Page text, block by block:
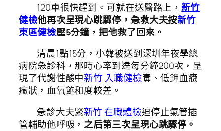
120車很快趕到。可就在送醫路上，新竹
健檢他再次呈現心跳驟停，急救大夫按新竹
東區健檢壓5分鐘，把他救了回來。
清晨1點15分，小韓被送到深圳年夜學總
病院急診科，那時心率到達每分鐘200次，呈
現了代謝性酸中新竹 入職健檢毒、低鉀血癥
癥狀，血氧飽和度較差。
急診大夫緊新竹 在職體檢迫停止氣管插
管輔助他呼吸， 之后第三次呈現心跳驟停。